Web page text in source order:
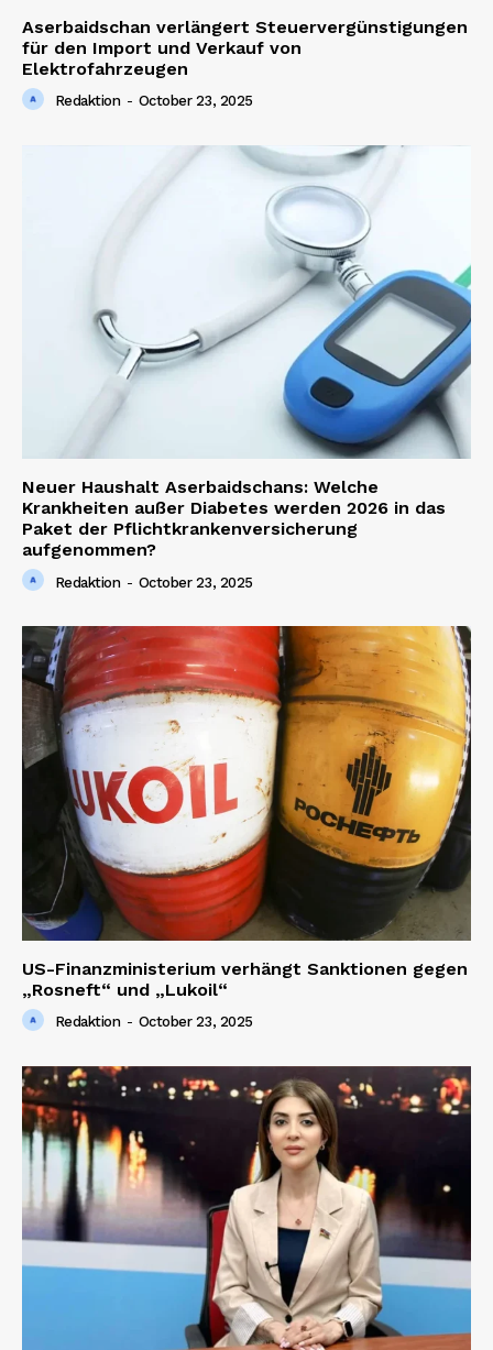
News Week
Magazine PRO
SUBSCRIBE NOW
Company
About us
Contact us
Aserbaidschan verlängert Steuervergünstigungen
für den Import und Verkauf von
Elektrofahrzeugen
Redaktion - October 23, 2025
Neuer Haushalt Aserbaidschans: Welche
Krankheiten außer Diabetes werden 2026 in das
Paket der Pflichtkrankenversicherung
aufgenommen?
Redaktion - October 23, 2025
US-Finanzministerium verhängt Sanktionen gegen
„Rosneft“ und „Lukoil“
Redaktion - October 23, 2025